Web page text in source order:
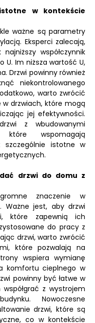
w kontekście
ważne są parametry
Eksperci zalecają,
współczynnik
U. Im niższa wartość U,
Drzwi powinny również
niekontrolowanego
warto zwrócić
drzwiach, które mogą
jej efektywności.
z wbudowanymi
które wspomagają
istotne w
drzwi do domu z
znaczenie w
Ważne jest, aby drzwi
które zapewnią ich
do pracy z
drzwi, warto zwrócić
które pozwalają na
wspiera wymianę
komfortu cieplnego w
powinny być łatwe w
z wystrojem
Nowoczesne
drzwi, które są
co w kontekście